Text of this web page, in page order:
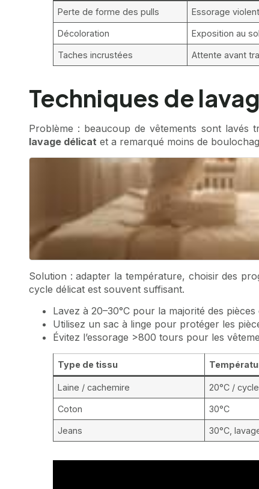
Perte de forme des pulls Essorage
Décoloration Exposition au
Taches incrustées Attente avant
Techniques de
Problème : beaucoup de vêtements sont
lavage délicat et a remarqué moins de
Solution : adapter la température, choisir des
cycle délicat est souvent suffisant.
Lavez à 20–30°C pour la majorité des
Utilisez un sac à linge pour protéger les
Évitez l’essorage >800 tours pour les
Type de tissu
Laine / cachemire 20°C /
Coton 30°C
Jeans 30°C,